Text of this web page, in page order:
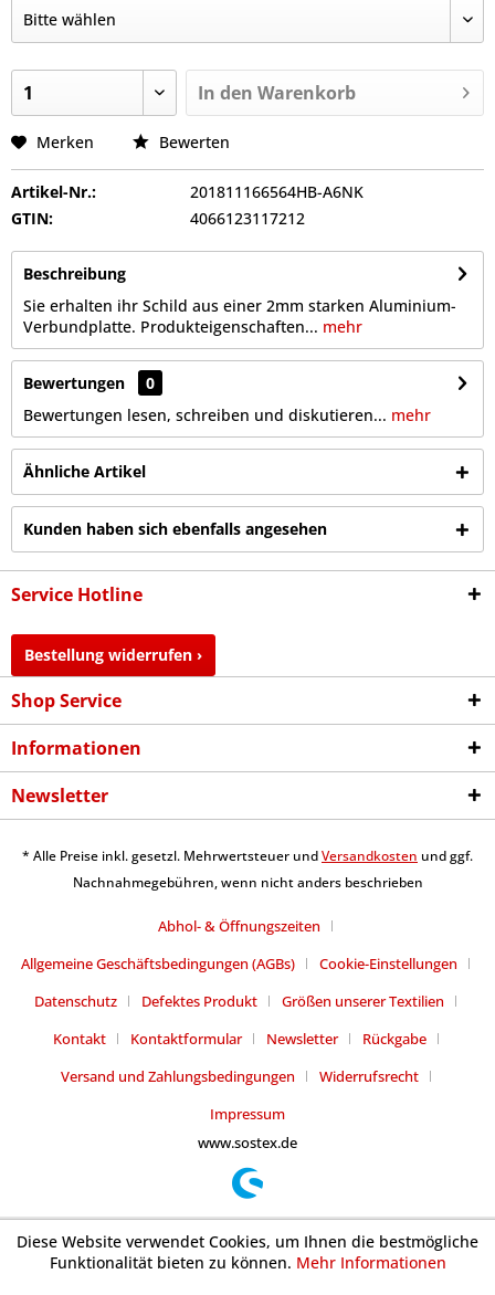
In den Warenkorb
Merken Bewerten
Artikel-Nr.:
201811166564HB-A6NK
GTIN:
4066123117212
Beschreibung
Sie erhalten ihr Schild aus einer 2mm starken Aluminium-
Verbundplatte. Produkteigenschaften... mehr
Bewertungen
0
Bewertungen lesen, schreiben und diskutieren... mehr
Ähnliche Artikel
Kunden haben sich ebenfalls angesehen
Service Hotline
Bestellung widerrufen ›
Shop Service
Informationen
Newsletter
* Alle Preise inkl. gesetzl. Mehrwertsteuer undVersandkosten und ggf.
Nachnahmegebühren, wenn nicht anders beschrieben
Abhol- & Öffnungszeiten
Allgemeine Geschäftsbedingungen (AGBs)
Cookie-Einstellungen
Datenschutz
Defektes Produkt
Größen unserer Textilien
Kontakt
Kontaktformular Newsletter
Rückgabe
Versand und Zahlungsbedingungen
Widerrufsrecht
Impressum
www.sostex.de
Diese Website verwendet Cookies, um Ihnen die bestmögliche
Funktionalität bieten zu können. Mehr Informationen